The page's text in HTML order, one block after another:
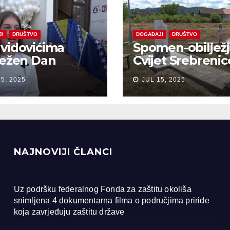
DRUŠTVO
Dan
na žrtve
u
2025
DOGAĐAJI DRUŠTVO
Spomen-
Cvijet
Bobarama
JUL 15, 2025
NAJNOVIJI ČLANCI
Uz podršku federalnog Fonda za zaštitu okoliša
snimljena 4 dokumentarna filma o područjima priride
koja zavrjeđuju zaštitu države